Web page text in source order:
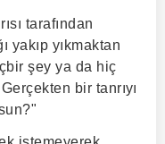
tarafından
yakıp yıkmaktan
şey ya da hiç
bir tanrıyı